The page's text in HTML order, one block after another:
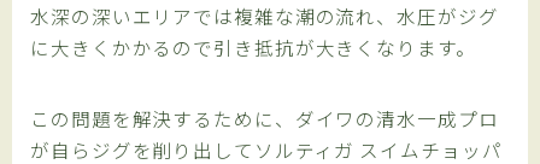
水深の深いエリアでは複雑な潮の流れ、水圧がジグ
に大きくかかるので引き抵抗が大きくなります。
この問題を解決するために、ダイワの清水一成プロ
が自らジグを削り出してソルティガ スイムチョッパ